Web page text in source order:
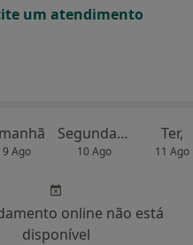
um atendimento
9 Ago
Segunda-feira
10 Ago
Ter,
11 Ago
online não está
disponível